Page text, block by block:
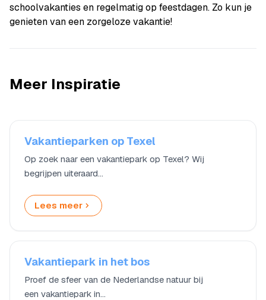
schoolvakanties en regelmatig op feestdagen. Zo kun je
genieten van een zorgeloze vakantie!
Meer Inspiratie
Vakantieparken op Texel
Op zoek naar een vakantiepark op Texel? Wij
begrijpen uiteraard…
Lees meer
Vakantiepark in het bos
Proef de sfeer van de Nederlandse natuur bij
een vakantiepark in…